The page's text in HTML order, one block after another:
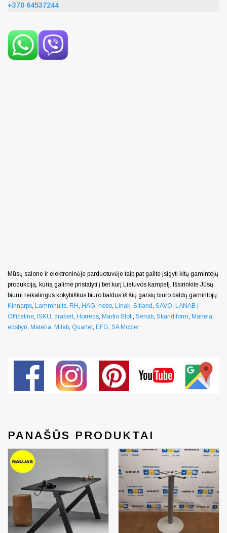
+370 64537244
Mūsų salone ir elektroninėje parduotuvėje taip pat galite įsigyti kitų gamintojų
produkciją, kurią galime pristatyti į bet kurį Lietuvos kampelį. Išsirinkite Jūsų
biurui reikalingus kokybiškus biuro baldus iš šių garsių biuro baldų gamintojų:
Kinnarps, Lammhults, RH, HAG, nobo, Linak, Sitland, SAVO, LANAB |
Officeline, ISKU, drabert, Horreds, Martin Stoll, Senab, Skandiform, Martela,
edsbyn, Materia, Mitab, Quartet, EFG, SA Mobler
PANAŠŪS PRODUKTAI